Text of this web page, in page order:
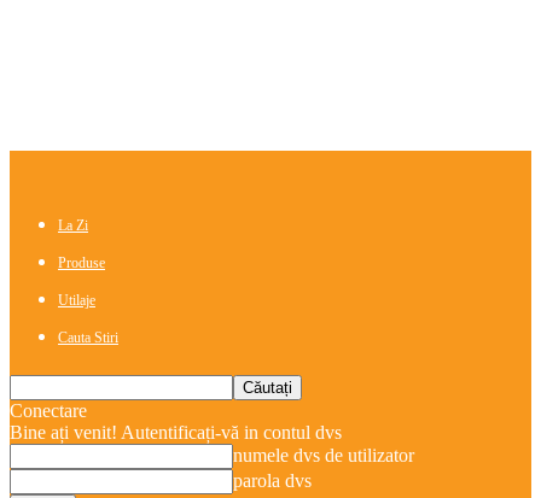
La Zi
Produse
Utilaje
Cauta Stiri
Conectare
Bine ați venit! Autentificați-vă in contul dvs
numele dvs de utilizator
parola dvs